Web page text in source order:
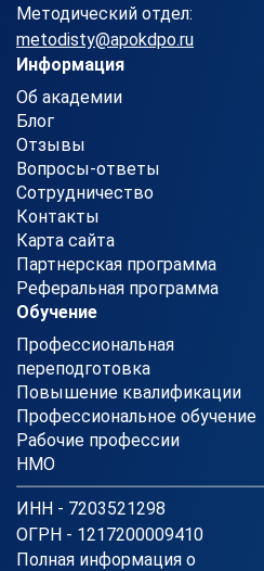
Методический отдел:
metodisty@apokdpo.ru
Информация
Об академии
Блог
Отзывы
Вопросы-ответы
Сотрудничество
Контакты
Карта сайта
Партнерская программа
Реферальная программа
Обучение
Профессиональная
переподготовка
Повышение квалификации
Профессиональное обучение
Рабочие профессии
НМО
ИНН - 7203521298
ОГРН - 1217200009410
Полная информация о